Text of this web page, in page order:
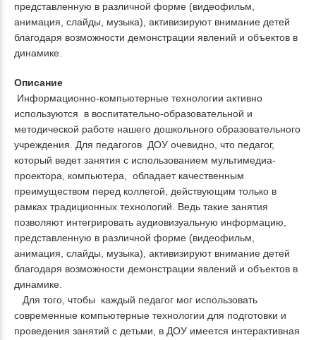
представленную в различной форме (видеофильм,
анимация, слайды, музыка), активизируют внимание детей
благодаря возможности демонстрации явлений и объектов в
динамике.
Описание
Информационно-компьютерные технологии активно
используются в воспитательно-образовательной и
методической работе нашего дошкольного образовательного
учреждения. Для педагогов ДОУ очевидно, что педагог,
который ведет занятия с использованием мультимедиа-
проектора, компьютера, обладает качественным
преимуществом перед коллегой, действующим только в
рамках традиционных технологий. Ведь такие занятия
позволяют интегрировать аудиовизуальную информацию,
представленную в различной форме (видеофильм,
анимация, слайды, музыка), активизируют внимание детей
благодаря возможности демонстрации явлений и объектов в
динамике.
Для того, чтобы каждый педагог мог использовать
современные компьютерные технологии для подготовки и
проведения занятий с детьми, в ДОУ имеется интерактивная